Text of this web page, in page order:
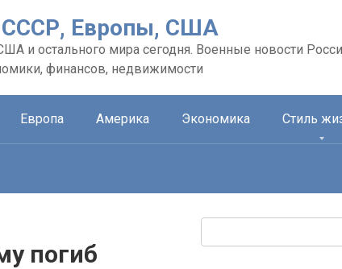
СССР, Европы, США
и остального мира сегодня. Военные новости
финансов, недвижимости
Европа Америка Экономика Стиль
погиб